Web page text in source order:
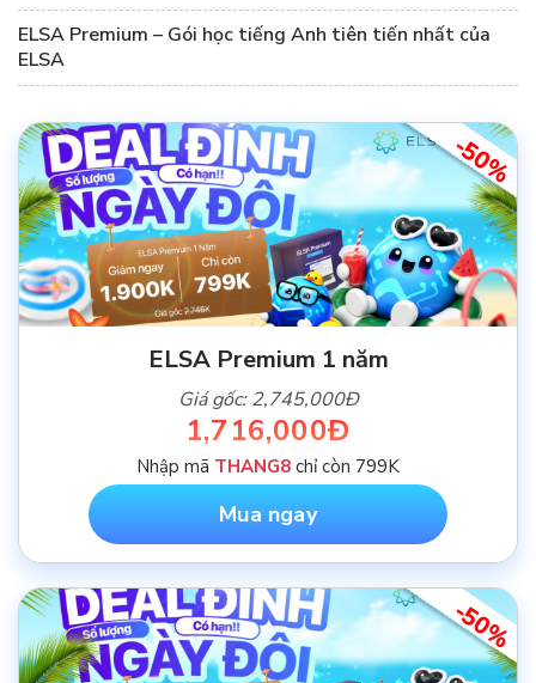
ELSA Premium – Gói học tiếng Anh tiên tiến nhất của
ELSA
-50%
ELSA Premium 1 năm
Giá gốc: 2,745,000Đ
1,716,000Đ
Nhập mã THANG8 chỉ còn 799K
Mua ngay
-50%